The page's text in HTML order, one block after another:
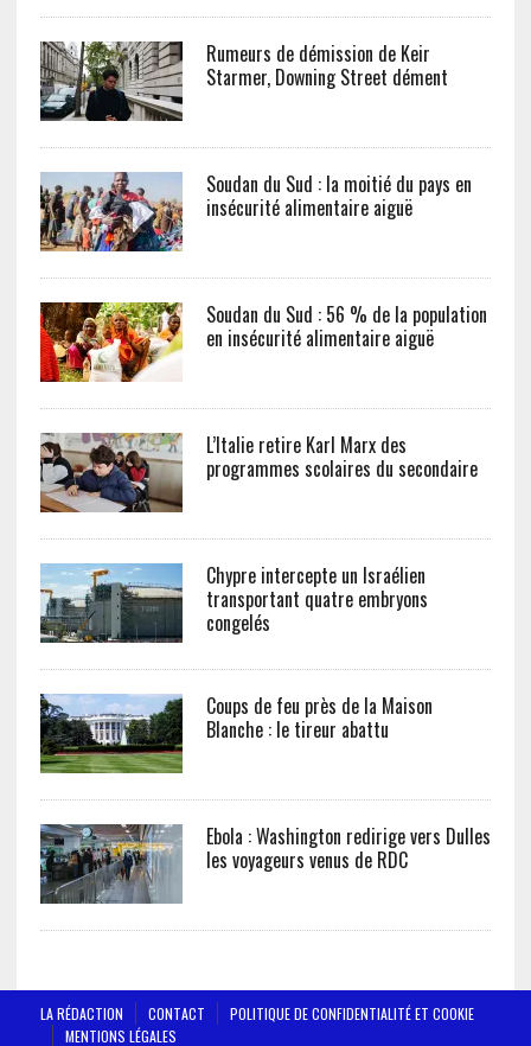
Rumeurs de démission de Keir
Starmer, Downing Street dément
Soudan du Sud : la moitié du pays en
insécurité alimentaire aiguë
Soudan du Sud : 56 % de la population
en insécurité alimentaire aiguë
L’Italie retire Karl Marx des
programmes scolaires du secondaire
Chypre intercepte un Israélien
transportant quatre embryons
congelés
Coups de feu près de la Maison
Blanche : le tireur abattu
Ebola : Washington redirige vers Dulles
les voyageurs venus de RDC
LA RÉDACTION CONTACT
POLITIQUE DE CONFIDENTIALITÉ ET COOKIE
MENTIONS LÉGALES